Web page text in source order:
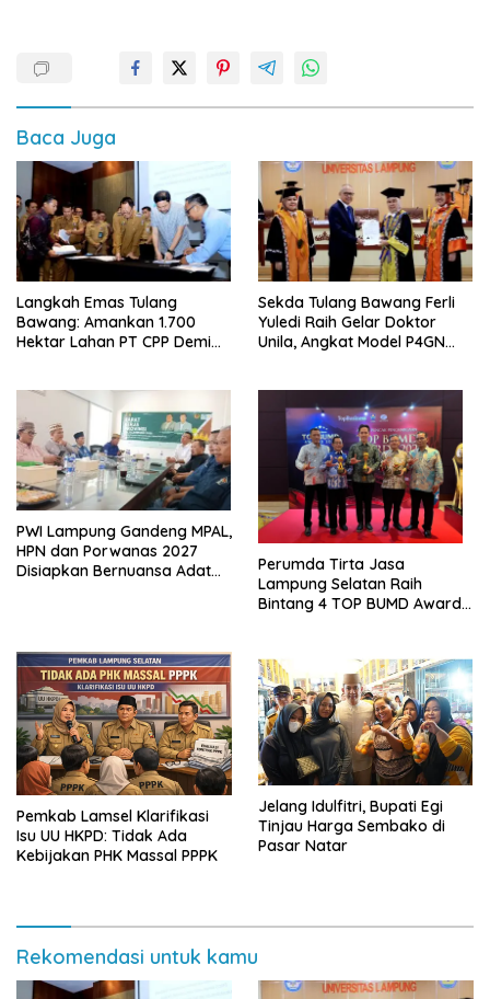
Baca Juga
Langkah Emas Tulang
Bawang: Amankan 1.700
Hektar Lahan PT CPP Demi
Sekda Tulang Bawang Ferli
Yuledi Raih Gelar Doktor
Unila, Angkat Model P4GN
PWI Lampung Gandeng MPAL,
HPN dan Porwanas 2027
Disiapkan Bernuansa Adat
Perumda Tirta Jasa
Lampung Selatan Raih
Bintang 4 TOP BUMD Awards
Pemkab Lamsel Klarifikasi
Isu UU HKPD: Tidak Ada
Kebijakan PHK Massal PPPK
Jelang Idulfitri, Bupati Egi
Tinjau Harga Sembako di
Pasar Natar
Rekomendasi untuk kamu